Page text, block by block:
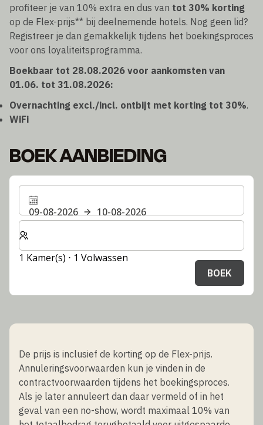
profiteer je van 10% extra en dus van tot 30% korting
op de Flex-prijs** bij deelnemende hotels. Nog geen lid?
Registreer je dan gemakkelijk tijdens het boekingsproces
voor ons loyaliteitsprogramma.
Boekbaar tot 28.08.2026 voor aankomsten van
01.06. tot 31.08.2026:
Overnachting excl./incl. ontbijt met korting tot 30%.
WiFi
BOEK AANBIEDING
09-08-2026
10-08-2026
Selecteer het aantal kamers en gasten voor je verblijf
1 Kamer(s) ⋅ 1 Volwassen
BOEK
De prijs is inclusief de korting op de Flex-prijs.
Annuleringsvoorwaarden kun je vinden in de
contractvoorwaarden tijdens het boekingsproces.
Als je later annuleert dan daar vermeld of in het
geval van een no-show, wordt maximaal 10% van